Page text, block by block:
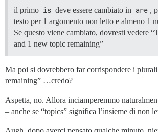
il primo is deve essere cambiato in are ,
testo per 1 argomento non letto e almeno 1
Se questo viene cambiato, dovresti vedere
and 1 new topic remaining”
Ma poi si dovrebbero far corrispondere i
remaining” …credo?
Aspetta, no. Allora inciamperemmo
– anche se “topics” significa l’insieme di non